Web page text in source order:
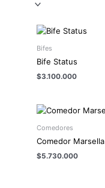
Bifes
Bife Status
$3.100.000
Comedores
Comedor Marsella
$5.730.000